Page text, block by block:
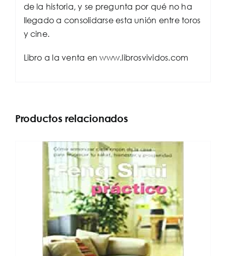
de la historia, y se pregunta por qué no ha
llegado a consolidarse esta unión entre toros
y cine.
Libro a la venta en www.librosvividos.com
Productos relacionados